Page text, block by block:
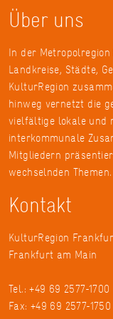
Über uns
In der
Landkreise, Städte,
KulturRegion
hinweg vernetzt die
vielfältige lokale und
interkommunale
Mitgliedern
wechselnden Themen.
Kontakt
KulturRegion
Frankfurt am Main
Tel.: +49 69 2577-1700
Fax: +49 69 2577-1750